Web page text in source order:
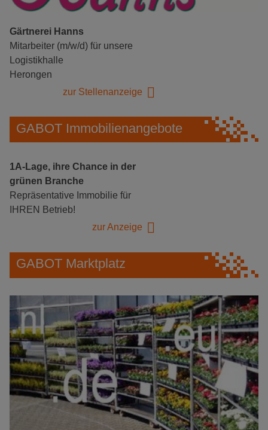
Gärtnerei Hanns
Mitarbeiter (m/w/d) für unsere
Logistikhalle
Herongen
zur Stellenanzeige
GABOT Immobilienangebote
1A-Lage, ihre Chance in der
grünen Branche
Repräsentative Immobilie für
IHREN Betrieb!
zur Anzeige
GABOT Marktplatz